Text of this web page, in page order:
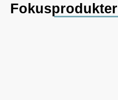
Fokusprodukter